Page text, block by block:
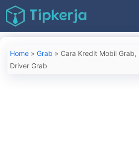
Langsung
ke
isi
Home » Grab » Cara Kredit Mobil
Driver Grab